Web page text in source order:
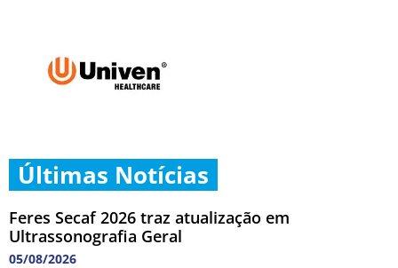
Últimas Notícias
Feres Secaf 2026 traz atualização em
Ultrassonografia Geral
05/08/2026